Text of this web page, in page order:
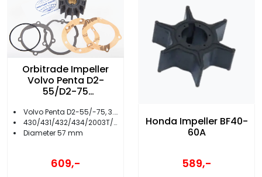
Orbitrade Impeller
Volvo Penta D2-
55/D2-75
431/432/434 15811
Volvo Penta D2-55/-75, 3.0/4.3/5.7/8.1
430/431/432/434/2003T/TB
Diameter 57 mm
609,-
Honda Impeller BF40-
60A
589,-